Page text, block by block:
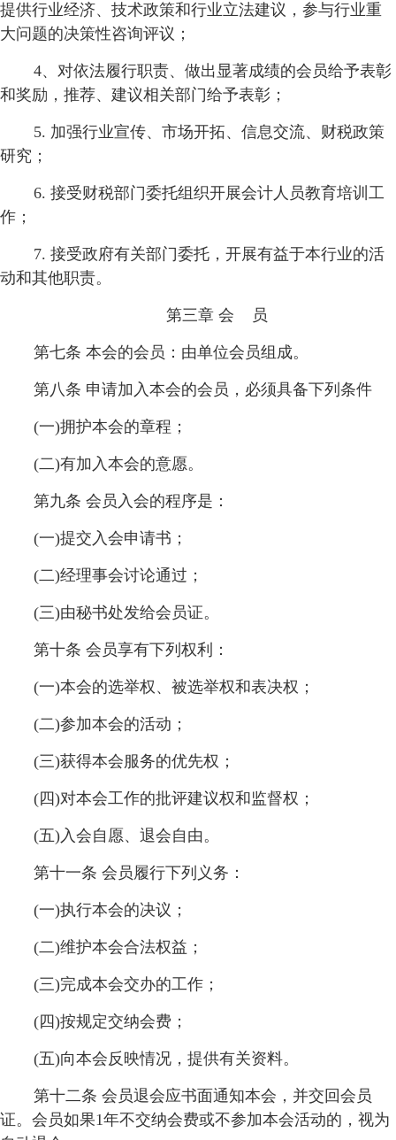
提供行业经济、技术政策和行业立法建议，参与行业重
大问题的决策性咨询评议；
4、对依法履行职责、做出显著成绩的会员给予表彰
和奖励，推荐、建议相关部门给予表彰；
5. 加强行业宣传、市场开拓、信息交流、财税政策
研究；
6. 接受财税部门委托组织开展会计人员教育培训工
作；
7. 接受政府有关部门委托，开展有益于本行业的活
动和其他职责。
第三章 会 员
第七条 本会的会员：由单位会员组成。
第八条 申请加入本会的会员，必须具备下列条件
(一)拥护本会的章程；
(二)有加入本会的意愿。
第九条 会员入会的程序是：
(一)提交入会申请书；
(二)经理事会讨论通过；
(三)由秘书处发给会员证。
第十条 会员享有下列权利：
(一)本会的选举权、被选举权和表决权；
(二)参加本会的活动；
(三)获得本会服务的优先权；
(四)对本会工作的批评建议权和监督权；
(五)入会自愿、退会自由。
第十一条 会员履行下列义务：
(一)执行本会的决议；
(二)维护本会合法权益；
(三)完成本会交办的工作；
(四)按规定交纳会费；
(五)向本会反映情况，提供有关资料。
第十二条 会员退会应书面通知本会，并交回会员
证。会员如果1年不交纳会费或不参加本会活动的，视为